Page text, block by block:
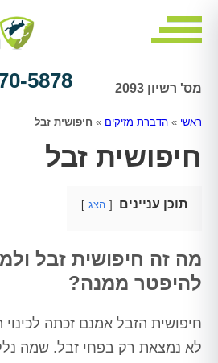
מס' רשיון 2093 5878
ראשי » הדברת מזיקים » חיפושית זבל
חיפושית זבל
תוכן עניינים הצג
מה זה חיפושית זבל
להיפטר ממנה?
חיפושית הזבל אמנם זכתה
לא נמצאת רק בפחי זבל. שמה